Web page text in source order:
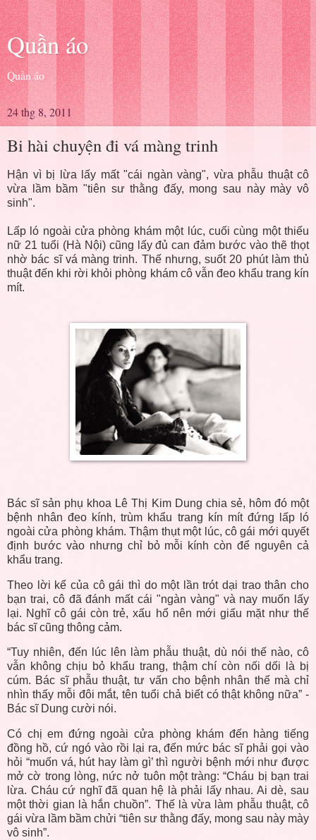
Quần áo
Quần áo
24 thg 8, 2011
Bi hài chuyện đi vá màng trinh
Hận vì bị lừa lấy mất "cái ngàn vàng", vừa phẫu thuật cô
vừa lầm bầm "tiên sư thằng đấy, mong sau này mày vô
sinh".
Lấp ló ngoài cửa phòng khám một lúc, cuối cùng một thiếu
nữ 21 tuổi (Hà Nội) cũng lấy đủ can đảm bước vào thẽ thọt
nhờ bác sĩ vá màng trinh. Thế nhưng, suốt 20 phút làm thủ
thuật đến khi rời khỏi phòng khám cô vẫn đeo khẩu trang kín
mít.
Bác sĩ sản phụ khoa Lê Thị Kim Dung chia sẻ, hôm đó một
bệnh nhân đeo kính, trùm khẩu trang kín mít đứng lấp ló
ngoài cửa phòng khám. Thậm thụt một lúc, cô gái mới quyết
định bước vào nhưng chỉ bỏ mỗi kính còn để nguyên cả
khẩu trang.
Theo lời kể của cô gái thì do một lần trót dại trao thân cho
bạn trai, cô đã đánh mất cái "ngàn vàng" và nay muốn lấy
lại. Nghĩ cô gái còn trẻ, xấu hổ nên mới giấu mặt như thế
bác sĩ cũng thông cảm.
“Tuy nhiên, đến lúc lên làm phẫu thuật, dù nói thế nào, cô
vẫn không chịu bỏ khẩu trang, thậm chí còn nối dối là bị
cúm. Bác sĩ phẫu thuật, tư vấn cho bệnh nhân thế mà chỉ
nhìn thấy mỗi đôi mắt, tên tuổi chả biết có thật không nữa” -
Bác sĩ Dung cười nói.
Có chị em đứng ngoài cửa phòng khám đến hàng tiếng
đồng hồ, cứ ngó vào rồi lại ra, đến mức bác sĩ phải gọi vào
hỏi “muốn vá, hút hay làm gì’ thì người bệnh mới như được
mở cờ trong lòng, nức nở tuôn một tràng: “Cháu bị bạn trai
lừa. Cháu cứ nghĩ đã quan hệ là phải lấy nhau. Ai dè, sau
một thời gian là hắn chuồn”. Thế là vừa làm phẫu thuật, cô
gái vừa lầm bầm chửi “tiên sư thằng đấy, mong sau này mày
vô sinh”.